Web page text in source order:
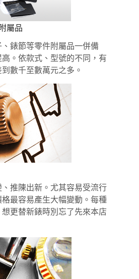
屬品
錶節等零件附屬品一併備
。依款式、型號的不同，有
數千至數萬元之多。
推陳出新。尤其容易受流行
最容易產生大幅變動。每種
更替新錶時別忘了先來本店